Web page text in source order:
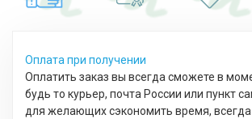
Оплата при получении
Оплатить заказ вы всегда сможете в
будь то курьер, почта России или пункт
для желающих сэкономить время, всегда